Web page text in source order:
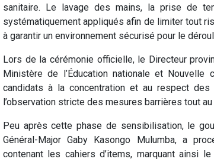
sanitaire. Le lavage des mains, la prise de
systématiquement appliqués afin de limiter tout
à garantir un environnement sécurisé pour le
Lors de la cérémonie officielle, le Directeur
Ministère de l’Éducation nationale et
candidats à la concentration et au respect
l’observation stricte des mesures barrières tout
Peu après cette phase de sensibilisation, le
Général-Major Gaby Kasongo Mulumba, a
contenant les cahiers d’items, marquant ainsi